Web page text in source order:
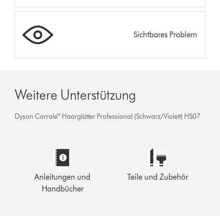
Sichtbares Problem
Weitere Unterstützung
Dyson Corrale™ Haarglätter Professional (Schwarz/Violett) HS07
Anleitungen und
Handbücher
Teile und Zubehör